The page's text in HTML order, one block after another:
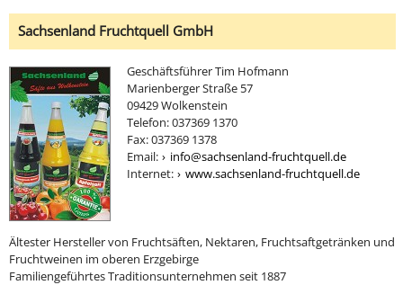
Sachsenland Fruchtquell GmbH
Geschäftsführer Tim Hofmann
Marienberger Straße 57
09429 Wolkenstein
Telefon: 037369 1370
Fax: 037369 1378
Email:
info@sachsenland-fruchtquell.de
Internet:
www.sachsenland-fruchtquell.de
Ältester Hersteller von Fruchtsäften, Nektaren, Fruchtsaftgetränken und
Fruchtweinen im oberen Erzgebirge
Familiengeführtes Traditionsunternehmen seit 1887